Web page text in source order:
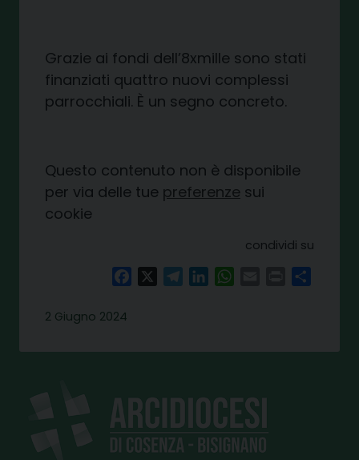
Grazie ai fondi dell’8xmille sono stati
finanziati quattro nuovi complessi
parrocchiali. È un segno concreto.
Questo contenuto non è disponibile
per via delle tue preferenze sui
cookie
condividi su
FacebookTelegramLinkedInWhatsAppPrint
2 Giugno 2024